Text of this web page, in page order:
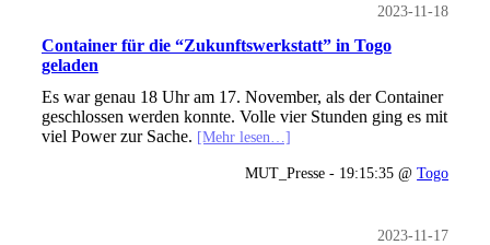
2023-11-18
Container für die “Zukunftswerkstatt” in Togo
geladen
Es war genau 18 Uhr am 17. November, als der Container
geschlossen werden konnte. Volle vier Stunden ging es mit
viel Power zur Sache. [Mehr lesen…]
MUT_Presse - 19:15:35 @Togo
2023-11-17